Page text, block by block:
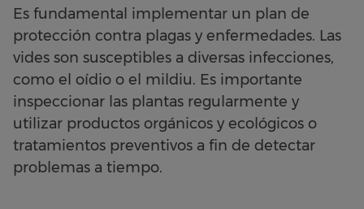
Es fundamental implementar un plan de
protección contra plagas y enfermedades. Las
vides son susceptibles a diversas infecciones,
como el oídio o el mildiu. Es importante
inspeccionar las plantas regularmente y
utilizar productos orgánicos y ecológicos o
tratamientos preventivos a fin de detectar
problemas a tiempo.